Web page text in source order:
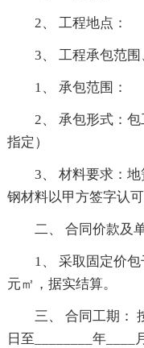
2、 工程地点：
3、 工程承包范
1、 承包范围：
2、 承包形式：
指定）
3、 材料要求：
钢材料以甲方签字认
二、 合同价款及
1、 采取固定价
元㎡，据实结算。
三、 合同工期：
日至________年____